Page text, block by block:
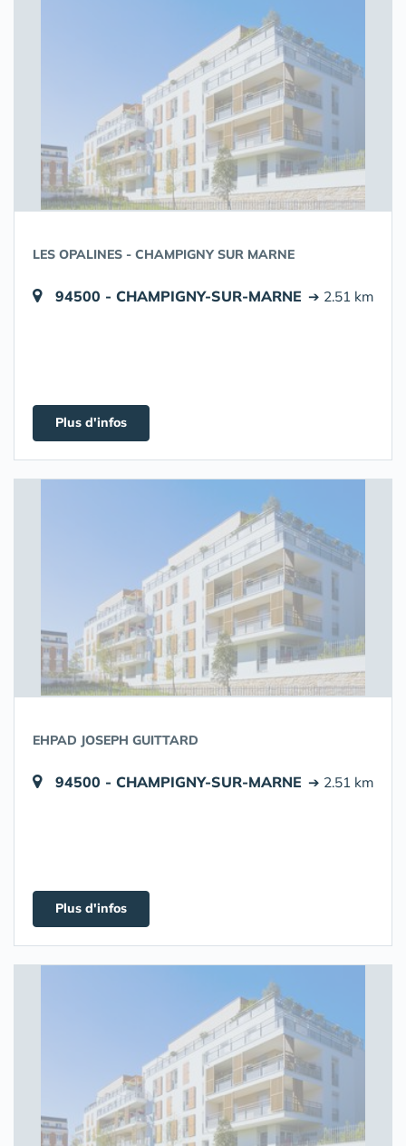
LES OPALINES - CHAMPIGNY SUR MARNE
94500 - CHAMPIGNY-SUR-MARNE ➔ 2.51 km
Plus d'infos
EHPAD JOSEPH GUITTARD
94500 - CHAMPIGNY-SUR-MARNE ➔ 2.51 km
Plus d'infos